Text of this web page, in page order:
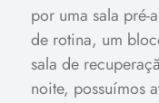
por uma sala
de rotina, um
sala de
noite, possuímos